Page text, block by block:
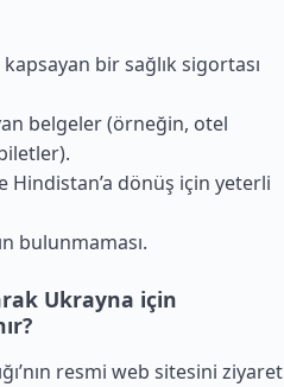
bir sağlık sigortası
belgeler (örneğin, otel
Hindistan’a dönüş için yeterli
bulunmaması.
Ukrayna için
resmi web sitesini ziyaret